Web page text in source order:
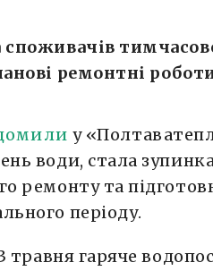
споживачів
ремонтні
у
води, стала
ремонту та
періоду.
травня гаряче